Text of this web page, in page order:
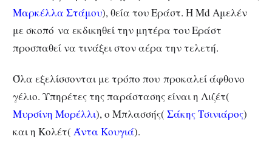
Μαρκέλλα Στάμου), θεία του Εράστ. Η Md Αμελέν
με σκοπό να εκδικηθεί την μητέρα του Εράστ
προσπαθεί να τινάξει στον αέρα την τελετή.
Όλα εξελίσσονται με τρόπο που προκαλεί άφθονο
γέλιο. Υπηρέτες της παράστασης είναι η Λιζέτ(
Μυρσίνη Μορέλλι), ο Μπλασσής( Σάκης Τσινιάρος)
και η Κολέτ( Άντα Κουγιά).